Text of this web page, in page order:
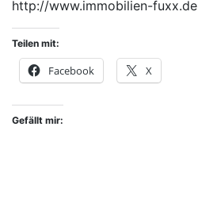
http://www.immobilien-fuxx.de
Teilen mit:
Facebook X
Gefällt mir: